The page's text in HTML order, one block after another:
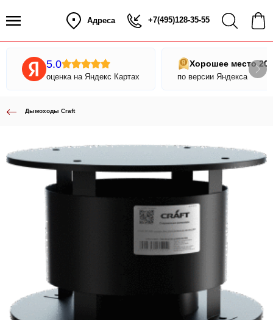
Адреса +7(495)128-35-55
5.0
оценка на Яндекс Картах
Хорошее место
по версии Яндекса
Дымоходы Craft